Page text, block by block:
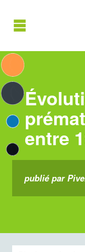
entre
publié par